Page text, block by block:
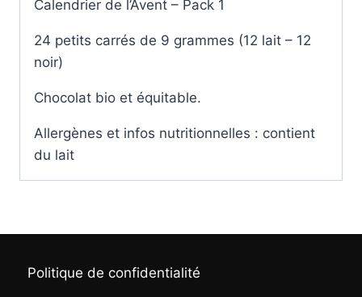
Calendrier de l’Avent – Pack 1
24 petits carrés de 9 grammes (12 lait – 12
noir)
Chocolat bio et équitable.
Allergènes et infos nutritionnelles : contient
du lait
Politique de confidentialité